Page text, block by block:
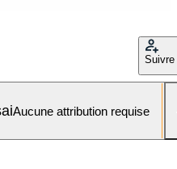
Suivre
Aucune attribution requise